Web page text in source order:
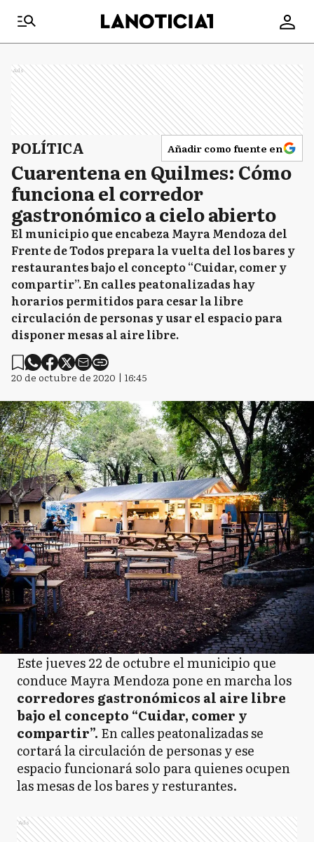
Ads
POLÍTICA Añadir como fuente en
Cuarentena en Quilmes: Cómo
funciona el corredor
gastronómico a cielo abierto
El municipio que encabeza Mayra Mendoza del
Frente de Todos prepara la vuelta del los bares y
restaurantes bajo el concepto “Cuidar, comer y
compartir”. En calles peatonalizadas hay
horarios permitidos para cesar la libre
circulación de personas y usar el espacio para
disponer mesas al aire libre.
20 de octubre de 2020 | 16:45
Este jueves 22 de octubre el municipio que
conduce Mayra Mendoza pone en marcha los
corredores gastronómicos al aire libre
bajo el concepto “Cuidar, comer y
compartir”. En calles peatonalizadas se
cortará la circulación de personas y ese
espacio funcionará solo para quienes ocupen
las mesas de los bares y resturantes.
Ads